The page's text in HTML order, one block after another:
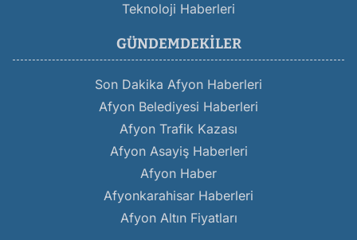
Teknoloji Haberleri
GÜNDEMDEKILER
Son Dakika Afyon Haberleri
Afyon Belediyesi Haberleri
Afyon Trafik Kazası
Afyon Asayiş Haberleri
Afyon Haber
Afyonkarahisar Haberleri
Afyon Altın Fiyatları